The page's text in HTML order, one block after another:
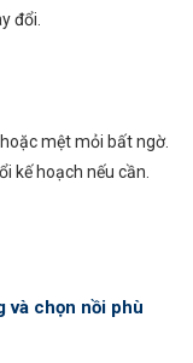
đổi.
mệt mỏi bất ngờ.
kế hoạch nếu cần.
và chọn nồi phù